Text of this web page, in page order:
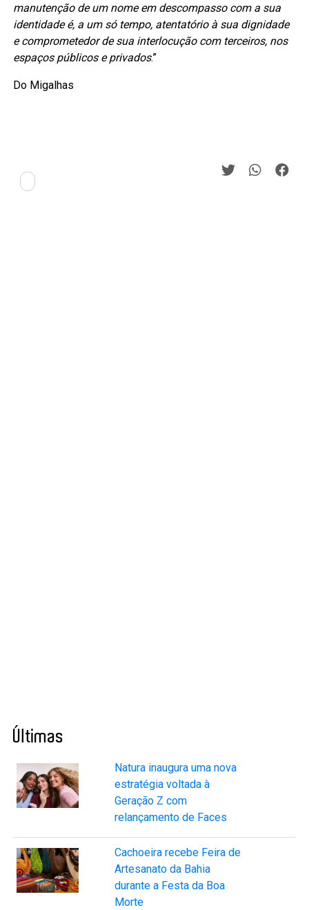
manutenção de um nome em descompasso com a sua
identidade é, a um só tempo, atentatório à sua dignidade
e comprometedor de sua interlocução com terceiros, nos
espaços públicos e privados.”
Do Migalhas
Últimas
Natura inaugura uma nova
estratégia voltada à
Geração Z com
relançamento de Faces
Cachoeira recebe Feira de
Artesanato da Bahia
durante a Festa da Boa
Morte